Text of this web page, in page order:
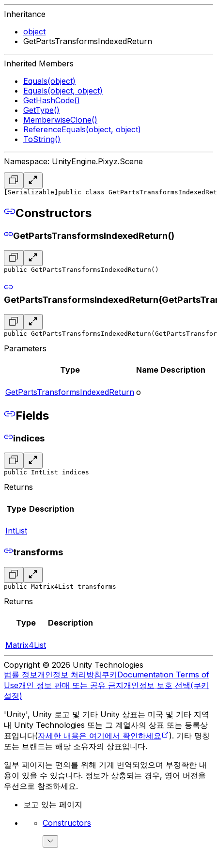
Inheritance
object
GetPartsTransformsIndexedReturn
Inherited Members
Equals(object)
Equals(object, object)
GetHashCode()
GetType()
MemberwiseClone()
ReferenceEquals(object, object)
ToString()
Namespace: UnityEngine.Pixyz.Scene
[Serializable] public class
Constructors
GetPartsTransformsIndexedReturn()
public GetPartsTransformsIndexedReturn()
public
Parameters
Type Name Description
GetPartsTransformsIndexedReturn o
Fields
indices
public IntList indices
Returns
Type Description
IntList
transforms
public Matrix4List transforms
Returns
Type Description
Matrix4List
Copyright © 2026 Unity Technologies
법률 정보개인정보 처리방침쿠키Documentation Terms of
Use개인 정보 판매 또는 공유 금지개인정보 보호 선택(쿠키
설정)
'Unity', Unity 로고 및 기타 Unity 상표는 미국 및 기타 지역
내 Unity Technologies 또는 그 계열사의 상표 또는 등록상
표입니다(자세한 내용은 여기에서 확인하세요
). 기타 명칭
또는 브랜드는 해당 소유자의 상표입니다.
일부 페이지는 편의를 위해 기계 번역되었으며 부정확한 내
용이 있을 수 있습니다. 정보가 상충되는 경우, 영어 버전을
우선으로 참조하세요.
보고 있는 페이지
Constructors